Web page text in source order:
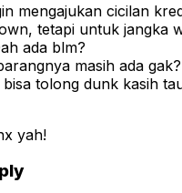
mengajukan cicilan
tetapi untuk jangka
ada blm?
masih ada gak?
bisa tolong dunk kasih
yah!